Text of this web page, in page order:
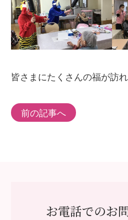
皆さまにたくさんの福が訪
前の記事へ
お電話でのお